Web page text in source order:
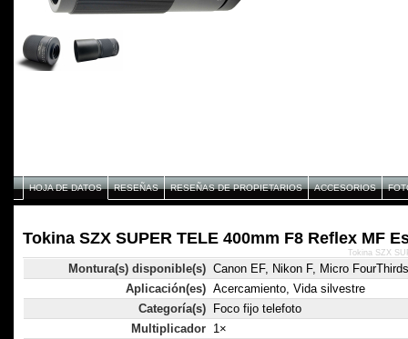
HOJA DE DATOS RESEÑAS RESEÑAS DE PROPIETARIOS ACCESORIOS
Tokina SZX SUPER TELE 400mm F8 Reflex MF
Montura(s) disponible(s) Canon EF, Nikon F, Micro
Aplicación(es) Acercamiento, Vida silvestre
Categoría(s)
Foco fijo telefoto
Multiplicador 1×
Tokina SZX